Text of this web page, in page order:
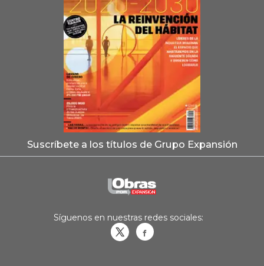
Suscríbete a los títulos de Grupo Expansión
Síguenos en nuestras redes sociales: